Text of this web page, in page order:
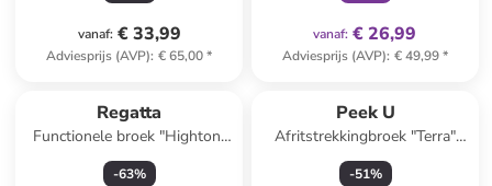
vanaf: € 33,99
Adviesprijs (AVP): € 65,00*
vanaf: € 26,99
Adviesprijs (AVP): € 49,99*
Regatta
Functionele broek "Highton"
donkerblauw
-63%
Peek U
Afritstrekkingbroek "Terra"
donkerblauw
-51%